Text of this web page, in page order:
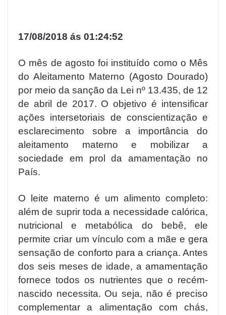
17/08/2018 ás 01:24:52
O mês de agosto foi instituído como o Mês
do Aleitamento Materno (Agosto Dourado)
por meio da sanção da Lei nº 13.435, de 12
de abril de 2017. O objetivo é intensificar
ações intersetoriais de conscientização e
esclarecimento sobre a importância do
aleitamento materno e mobilizar a
sociedade em prol da amamentação no
País.
O leite materno é um alimento completo:
além de suprir toda a necessidade calórica,
nutricional e metabólica do bebê, ele
permite criar um vínculo com a mãe e gera
sensação de conforto para a criança. Antes
dos seis meses de idade, a amamentação
fornece todos os nutrientes que o recém-
nascido necessita. Ou seja, não é preciso
complementar a alimentação com chás,